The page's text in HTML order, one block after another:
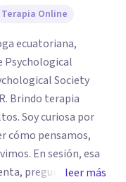
Terapia Online
ecuatoriana,
Psychological
Society
Brindo terapia
por
cómo pensamos,
En sesión, esa
preguntas que
leer más